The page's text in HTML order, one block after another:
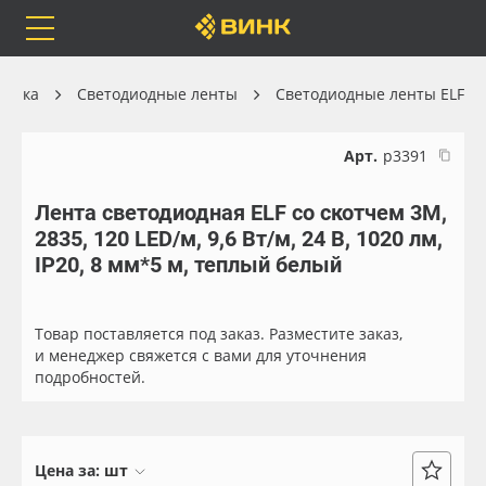
Каталог
Orafol
Бренды
Доставка
Весь каталог
Рулонные материалы
Самоклеящиеся плёнки
Листовые материалы
Светодиодные ленты Светодиодные ленты ELF
Арт. р3391
Лента светодиодная ELF со скотчем 3М,
2835, 120 LED/м, 9,6 Вт/м, 24 В, 1020 лм,
IP20, 8 мм*5 м, теплый белый
Товар поставляется под заказ. Разместите заказ,
и менеджер свяжется с вами для уточнения
подробностей.
Цена за: шт